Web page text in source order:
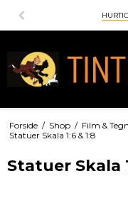
Forside / Shop / Film &
Statuer Skala 1:6 & 1:8
Statuer Skala